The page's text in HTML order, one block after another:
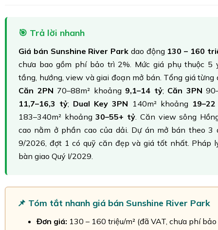
🎯 Trả lời nhanh
Giá bán Sunshine River Park dao động 130 – 160
chưa bao gồm phí bảo trì 2%. Mức giá phụ thuộc 5
tầng, hướng, view và giai đoạn mở bán. Tổng giá từng
Căn 2PN 70–88m² khoảng 9,1–14 tỷ; Căn 3PN
11,7–16,3 tỷ; Dual Key 3PN 140m² khoảng
183–340m² khoảng30–55+ tỷ. Căn view sông
cao nằm ở phần cao của dải. Dự án mở bán theo 3
9/2026, đợt 1 có quỹ căn đẹp và giá tốt nhất. Pháp
bàn giao Quý I/2029.
📌 Tóm tắt nhanh giá bán Sunshine River Park
Đơn giá: 130 – 160 triệu/m² (đã VAT, chưa phí